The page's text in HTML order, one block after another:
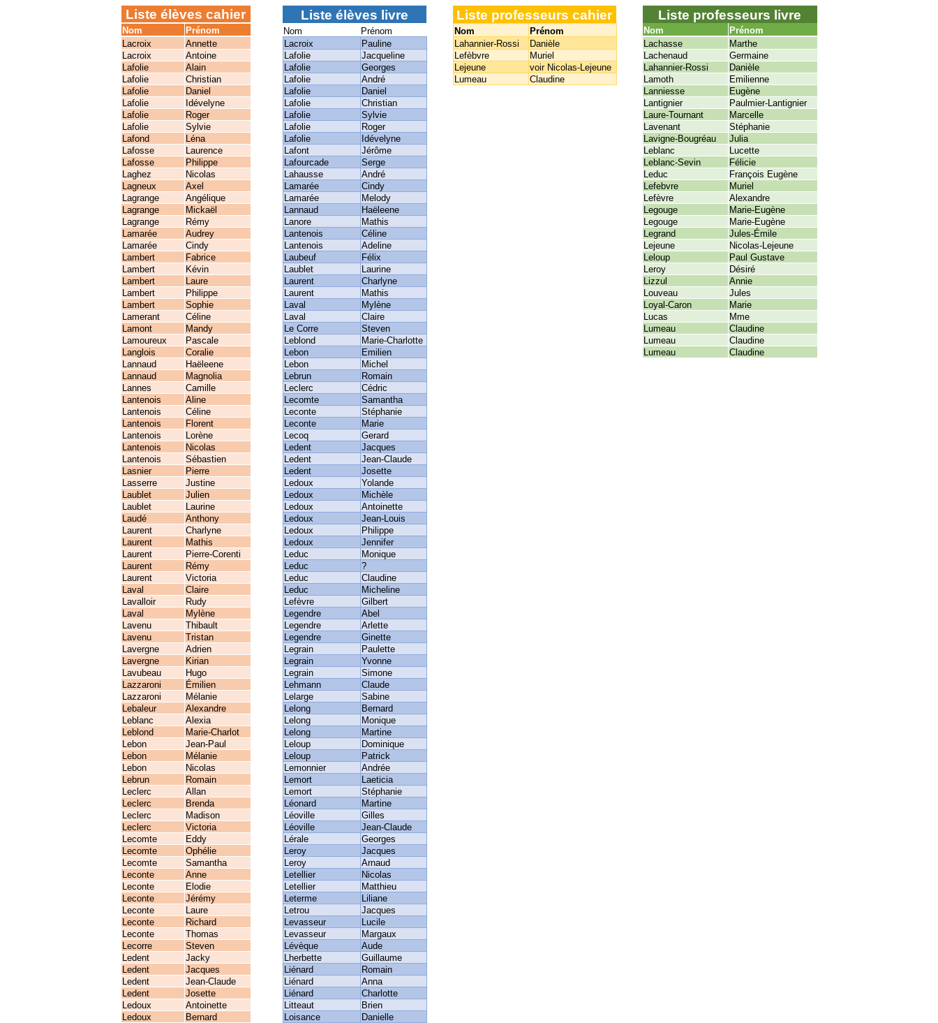
Liste élèves cahier Liste élèves livre Liste professeurs cahier Liste professeurs livre
Nom Prénom Nom Prénom Nom Prénom Nom
Prénom
Lacroix
Annette Lacroix Pauline Lahannier-Rossi Danièle Lachasse
Marthe
Lacroix
Antoine Lafolie Jacqueline Lefèbvre Muriel Lachenaud
Germaine
Lafolie
Alain Lafolie Georges Lejeune voir Nicolas-Lejeune Lahannier-Rossi
Danièle
Lafolie
Christian Lafolie André Lumeau Claudine Lamoth
Emilienne
Lafolie
Daniel Lafolie Daniel Lanniesse
Eugène
Lafolie
Idévelyne Lafolie Christian Lantignier
Paulmier-Lantignier
Lafolie
Roger Lafolie Sylvie Laure-Tournant
Marcelle
Lafolie
Sylvie Lafolie Roger Lavenant
Stéphanie
Lafond
Léna Lafolie Idévelyne Lavigne-Bougréau
Julia
Lafosse
Laurence Lafont Jérôme Leblanc
Lucette
Lafosse
Philippe Lafourcade Serge Leblanc-Sevin
Félicie
Laghez
Nicolas Lahausse André Leduc
François Eugène
Lagneux
Axel Lamarée Cindy Lefebvre
Muriel
Lagrange
Angélique Lamarée Melody Lefèvre
Alexandre
Lagrange
Mickaël Lannaud Haëleene Legouge
Marie-Eugène
Lagrange
Rémy Lanore Mathis Legouge
Marie-Eugène
Lamarée
Audrey Lantenois Céline Legrand
Jules-Émile
Lamarée
Cindy Lantenois Adeline Lejeune
Nicolas-Lejeune
Lambert
Fabrice Laubeuf Félix Leloup
Paul Gustave
Lambert
Kévin Laublet Laurine Leroy
Désiré
Lambert
Laure Laurent Charlyne Lizzul
Annie
Lambert
Philippe Laurent Mathis Louveau
Jules
Lambert
Sophie Laval Mylène Loyal-Caron
Marie
Lamerant
Céline Laval Claire Lucas
Mme
Lamont
Mandy Le Corre Steven Lumeau
Claudine
Lamoureux
Pascale Leblond Marie-Charlotte Lumeau
Claudine
Langlois
Coralie Lebon Emilien Lumeau
Claudine
Lannaud
Haëleene Lebon
Michel
Lannaud
Magnolia Lebrun
Romain
Lannes
Camille Leclerc
Cédric
Lantenois
Aline Lecomte
Samantha
Lantenois
Céline Leconte
Stéphanie
Lantenois
Florent Leconte
Marie
Lantenois
Lorène Lecoq
Gerard
Lantenois
Nicolas Ledent
Jacques
Lantenois
Sébastien Ledent
Jean-Claude
Lasnier
Pierre Ledent
Josette
Lasserre
Justine Ledoux
Yolande
Laublet
Julien Ledoux
Michèle
Laublet
Laurine Ledoux
Antoinette
Laudé
Anthony Ledoux
Jean-Louis
Laurent
Charlyne Ledoux
Philippe
Laurent
Mathis Ledoux
Jennifer
Laurent
Pierre-Corenti Leduc
Monique
Laurent
Rémy Leduc
?
Laurent
Victoria Leduc
Claudine
Laval
Claire Leduc
Micheline
Lavalloir
Rudy Lefèvre
Gilbert
Laval
Mylène Legendre
Abel
Lavenu
Thibault Legendre
Arlette
Lavenu
Tristan Legendre
Ginette
Lavergne
Adrien Legrain
Paulette
Lavergne
Kirian Legrain
Yvonne
Lavubeau
Hugo Legrain
Simone
Lazzaroni
Émilien Lehmann
Claude
Lazzaroni
Mélanie Lelarge
Sabine
Lebaleur
Alexandre Lelong
Bernard
Leblanc
Alexia Lelong
Monique
Leblond
Marie-Charlot Lelong
Martine
Lebon
Jean-Paul Leloup
Dominique
Lebon
Mélanie Leloup
Patrick
Lebon
Nicolas Lemonnier
Andrée
Lebrun
Romain Lemort
Laeticia
Leclerc
Allan Lemort
Stéphanie
Leclerc
Brenda Léonard
Martine
Leclerc
Madison Léoville
Gilles
Leclerc
Victoria Léoville
Jean-Claude
Lecomte
Eddy Lérale
Georges
Lecomte
Ophélie Leroy
Jacques
Lecomte
Samantha Leroy
Arnaud
Leconte
Anne Letellier
Nicolas
Leconte
Elodie Letellier
Matthieu
Leconte
Jérémy Leterme
Liliane
Leconte
Laure Letrou
Jacques
Leconte
Richard Levasseur
Lucile
Leconte
Thomas Levasseur
Margaux
Lecorre
Steven Lévèque
Aude
Ledent
Jacky Lherbette
Guillaume
Ledent
Jacques Liénard
Romain
Ledent
Jean-Claude Liénard
Anna
Ledent
Josette Liénard
Charlotte
Ledoux
Antoinette Litteaut
Brien
Ledoux
Bernard Loisance
Danielle